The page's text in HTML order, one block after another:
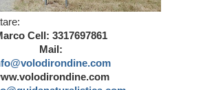
Cell: 3317697861
Mail: